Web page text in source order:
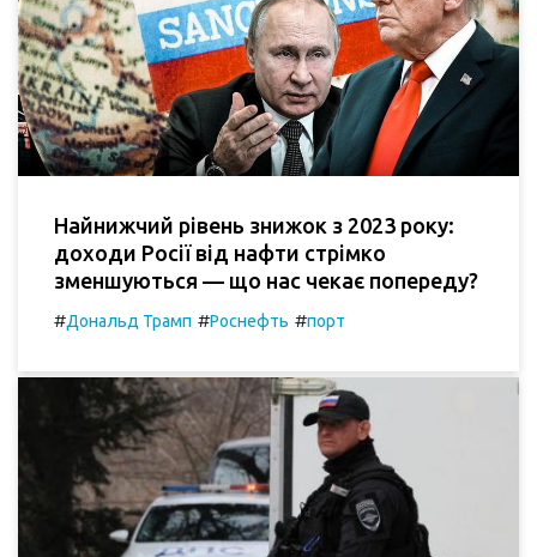
Найнижчий рівень знижок з 2023 року:
доходи Росії від нафти стрімко
зменшуються — що нас чекає попереду?
#Дональд Трамп #Роснефть #порт